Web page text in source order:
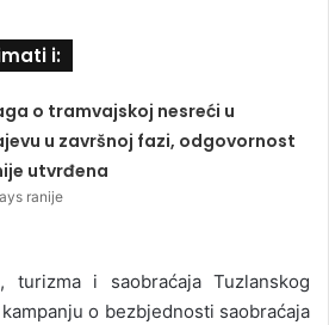
i:
o tramvajskoj nesreći u
u završnoj fazi, odgovornost
utvrđena
ranije
turizma i saobraćaja Tuzlanskog
o bezbjednosti saobraćaja